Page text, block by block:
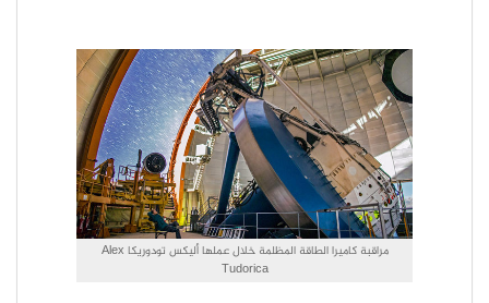
مراقبة كاميرا الطاقة المظلمة خلال عملها أليكس تودوريكا Alex
Tudorica